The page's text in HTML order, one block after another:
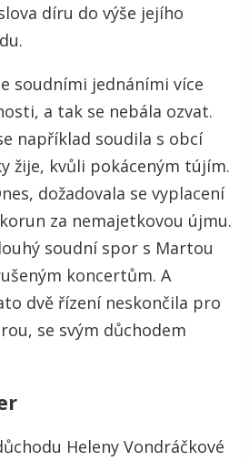
díru do výše jejího
soudními jednáními více
a tak se nebála ozvat.
například soudila s obcí
žije, kvůli pokáceným tújím.
dožadovala se vyplacení
za nemajetkovou újmu.
soudní spor s Martou
koncertům. A
dvě řízení neskončila pro
se svým důchodem
Heleny Vondráčkové